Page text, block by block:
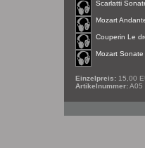
Scarlatti
Mozart
Couperin Le
Mozart Sonate
Einzelpreis: 15,00
Artikelnummer:A05